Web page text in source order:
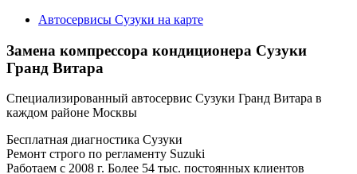
Автосервисы Сузуки на карте
Замена компрессора кондиционера Сузуки
Гранд Витара
Специализированный автосервис Сузуки Гранд Витара в
каждом районе Москвы
Бесплатная диагностика Сузуки
Ремонт строго по регламенту Suzuki
Работаем с 2008 г. Более 54 тыс. постоянных клиентов